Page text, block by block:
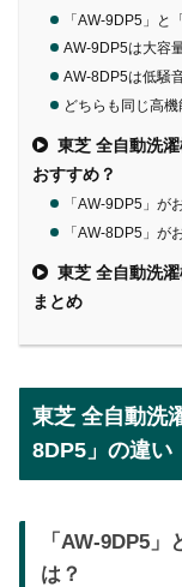
「AW-9DP5」と
AW-9DP5は大容
AW-8DP5は低騒
どちらも同じ高
東芝 全自動洗
おすすめ？
「AW-9DP5」が
「AW-8DP5」が
東芝 全自動洗
まとめ
東芝 全自動洗
8DP5」の違い
「AW-9DP5
は？